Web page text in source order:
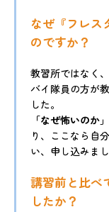
なぜ『フレス
のですか？
教習所ではなく
バイ隊員の方が
した。
「なぜ怖いのか
り、ここなら自
い、申し込みまし
講習前と比べ
したか？